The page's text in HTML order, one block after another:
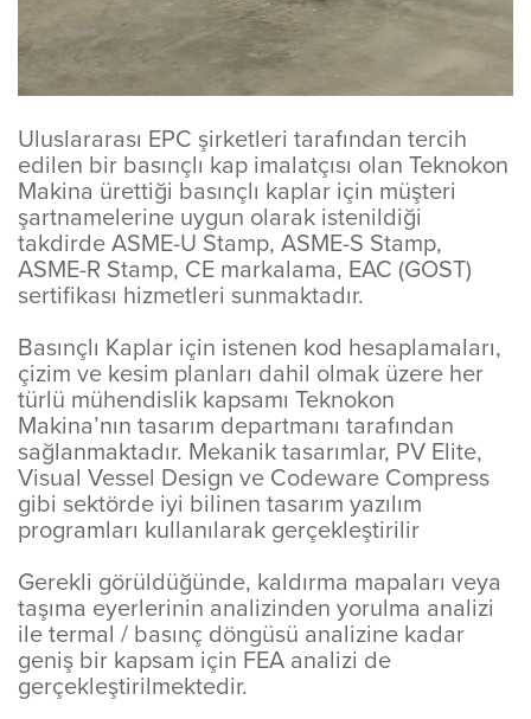
Uluslararası EPC şirketleri tarafından tercih
edilen bir basınçlı kap imalatçısı olan Teknokon
Makina ürettiği basınçlı kaplar için müşteri
şartnamelerine uygun olarak istenildiği
takdirde ASME-U Stamp, ASME-S Stamp,
ASME-R Stamp, CE markalama, EAC (GOST)
sertifikası hizmetleri sunmaktadır.
Basınçlı Kaplar için istenen kod hesaplamaları,
çizim ve kesim planları dahil olmak üzere her
türlü mühendislik kapsamı Teknokon
Makina’nın tasarım departmanı tarafından
sağlanmaktadır. Mekanik tasarımlar, PV Elite,
Visual Vessel Design ve Codeware Compress
gibi sektörde iyi bilinen tasarım yazılım
programları kullanılarak gerçekleştirilir
Gerekli görüldüğünde, kaldırma mapaları veya
taşıma eyerlerinin analizinden yorulma analizi
ile termal / basınç döngüsü analizine kadar
geniş bir kapsam için FEA analizi de
gerçekleştirilmektedir.